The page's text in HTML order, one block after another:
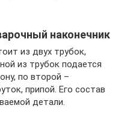
наконечник
из двух трубок,
из трубок подается
по второй –
припой. Его состав
детали.